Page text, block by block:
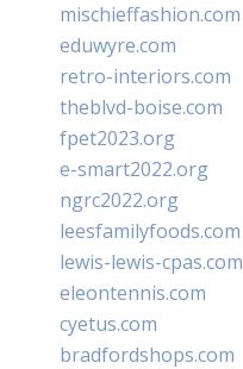
mischieffashion.com
eduwyre.com
retro-interiors.com
theblvd-boise.com
fpet2023.org
e-smart2022.org
ngrc2022.org
leesfamilyfoods.com
lewis-lewis-cpas.com
eleontennis.com
cyetus.com
bradfordshops.com